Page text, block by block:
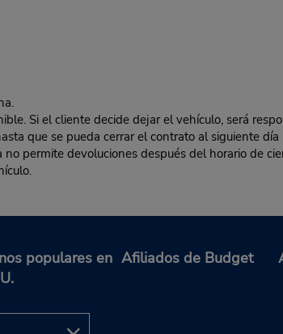
Si el cliente decide dejar el vehículo, será
que se pueda cerrar el contrato al siguiente día
permite devoluciones después del horario de
populares en Afiliados de Budget